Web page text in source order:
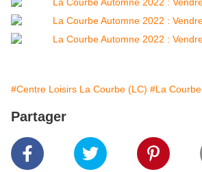
#Centre Loisirs La Courbe (LC) #La Courbe
Partager